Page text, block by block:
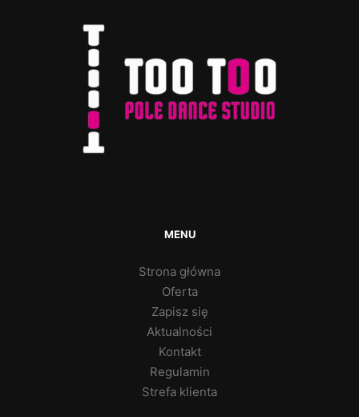
MENU
Strona główna
Oferta
Zapisz się
Aktualności
Kontakt
Regulamin
Strefa klienta